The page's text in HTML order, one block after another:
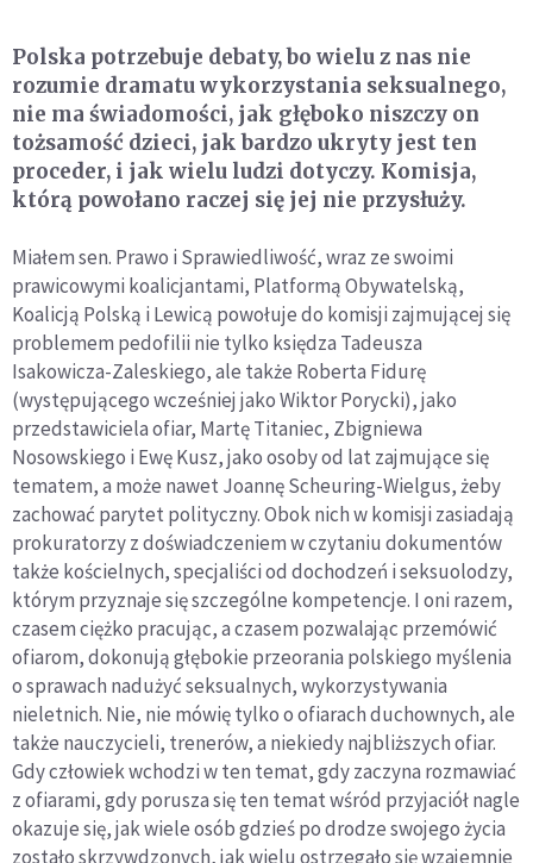
Polska potrzebuje debaty, bo wielu z nas nie
rozumie dramatu wykorzystania seksualnego,
nie ma świadomości, jak głęboko niszczy on
tożsamość dzieci, jak bardzo ukryty jest ten
proceder, i jak wielu ludzi dotyczy. Komisja,
którą powołano raczej się jej nie przysłuży.
Miałem sen. Prawo i Sprawiedliwość, wraz ze swoimi
prawicowymi koalicjantami, Platformą Obywatelską,
Koalicją Polską i Lewicą powołuje do komisji zajmującej się
problemem pedofilii nie tylko księdza Tadeusza
Isakowicza-Zaleskiego, ale także Roberta Fidurę
(występującego wcześniej jako Wiktor Porycki), jako
przedstawiciela ofiar, Martę Titaniec, Zbigniewa
Nosowskiego i Ewę Kusz, jako osoby od lat zajmujące się
tematem, a może nawet Joannę Scheuring-Wielgus, żeby
zachować parytet polityczny. Obok nich w komisji zasiadają
prokuratorzy z doświadczeniem w czytaniu dokumentów
także kościelnych, specjaliści od dochodzeń i seksuolodzy,
którym przyznaje się szczególne kompetencje. I oni razem,
czasem ciężko pracując, a czasem pozwalając przemówić
ofiarom, dokonują głębokie przeorania polskiego myślenia
o sprawach nadużyć seksualnych, wykorzystywania
nieletnich. Nie, nie mówię tylko o ofiarach duchownych, ale
także nauczycieli, trenerów, a niekiedy najbliższych ofiar.
Gdy człowiek wchodzi w ten temat, gdy zaczyna rozmawiać
z ofiarami, gdy porusza się ten temat wśród przyjaciół nagle
okazuje się, jak wiele osób gdzieś po drodze swojego życia
zostało skrzywdzonych, jak wielu ostrzegało się wzajemnie